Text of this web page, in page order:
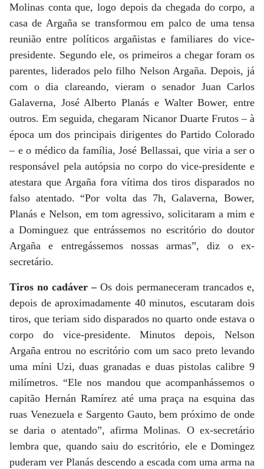
Molinas conta que, logo depois da chegada do corpo, a
casa de Argaña se transformou em palco de uma tensa
reunião entre políticos argañistas e familiares do vice-
presidente. Segundo ele, os primeiros a chegar foram os
parentes, liderados pelo filho Nelson Argaña. Depois, já
com o dia clareando, vieram o senador Juan Carlos
Galaverna, José Alberto Planás e Walter Bower, entre
outros. Em seguida, chegaram Nicanor Duarte Frutos – à
época um dos principais dirigentes do Partido Colorado
– e o médico da família, José Bellassai, que viria a ser o
responsável pela autópsia no corpo do vice-presidente e
atestara que Argaña fora vítima dos tiros disparados no
falso atentado. “Por volta das 7h, Galaverna, Bower,
Planás e Nelson, em tom agressivo, solicitaram a mim e
a Dominguez que entrássemos no escritório do doutor
Argaña e entregássemos nossas armas”, diz o ex-
secretário.
Tiros no cadáver –Os dois permaneceram trancados e,
depois de aproximadamente 40 minutos, escutaram dois
tiros, que teriam sido disparados no quarto onde estava o
corpo do vice-presidente. Minutos depois, Nelson
Argaña entrou no escritório com um saco preto levando
uma míni Uzi, duas granadas e duas pistolas calibre 9
milímetros. “Ele nos mandou que acompanhássemos o
capitão Hernán Ramírez até uma praça na esquina das
ruas Venezuela e Sargento Gauto, bem próximo de onde
se daria o atentado”, afirma Molinas. O ex-secretário
lembra que, quando saiu do escritório, ele e Domingez
puderam ver Planás descendo a escada com uma arma na